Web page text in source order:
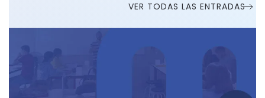
VER TODAS LAS ENTRADAS